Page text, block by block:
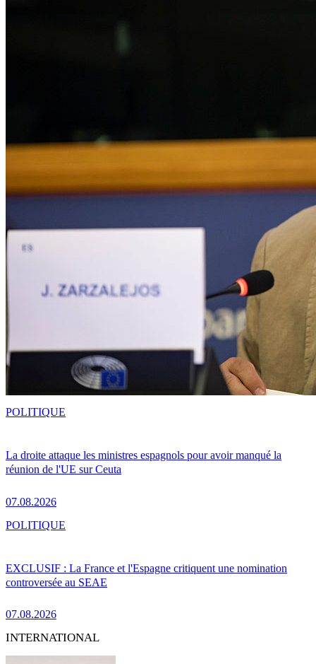
La droite attaque les ministres espagnols pour avoir manqué la
réunion de l'UE sur Ceuta
07.08.2026
POLITIQUE
EXCLUSIF : La France et l'Espagne critiquent une nomination
controversée au SEAE
07.08.2026
POLITIQUE
INTERNATIONAL